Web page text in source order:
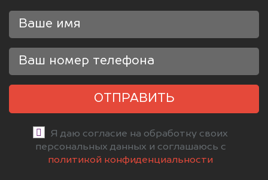
ОТПРАВИТЬ
Я даю согласие на обработку своих
персональных данных и соглашаюсь с
политикой конфиденциальности